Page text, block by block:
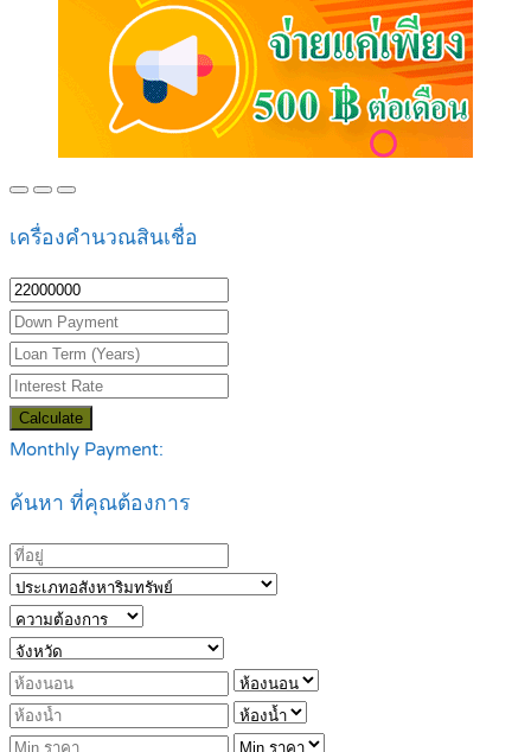
เครื่องคำนวณสินเชื่อ
Calculate
Monthly Payment:
ค้นหา ที่คุณต้องการ